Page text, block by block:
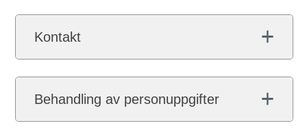
Kontakt
Behandling av personuppgifter